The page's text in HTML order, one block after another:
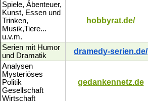
Spiele, Ábenteuer,
Kunst, Essen und
Trinken,
Musik,Tiere...
u.v.m.
hobbyrat.de/
Serien mit Humor
und Dramatik
dramedy-serien.de/
Analysen
Mysteriöses
Politik
Gesellschaft
Wirtschaft
gedankennetz.de